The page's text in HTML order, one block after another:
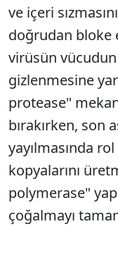
ve içeri
doğrudan bloke
virüsün
gizlenmesine
protease"
bırakırken, son
yayılmasında
kopyalarını
polymerase"
çoğalmayı